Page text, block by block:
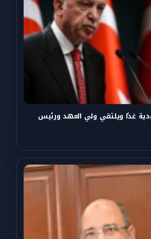
غدًا ويلتقي ولي العهد ورئيس